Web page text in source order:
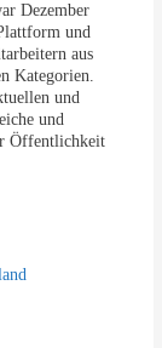
Dezember
und
aus
Kategorien.
und
und
Öffentlichkeit